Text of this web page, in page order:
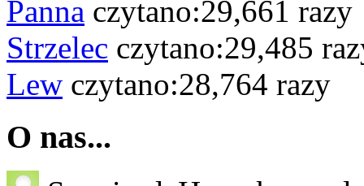
Panna czytano:29,661 razy
Strzelec czytano:29,485
Lew czytano:28,764 razy
O nas...